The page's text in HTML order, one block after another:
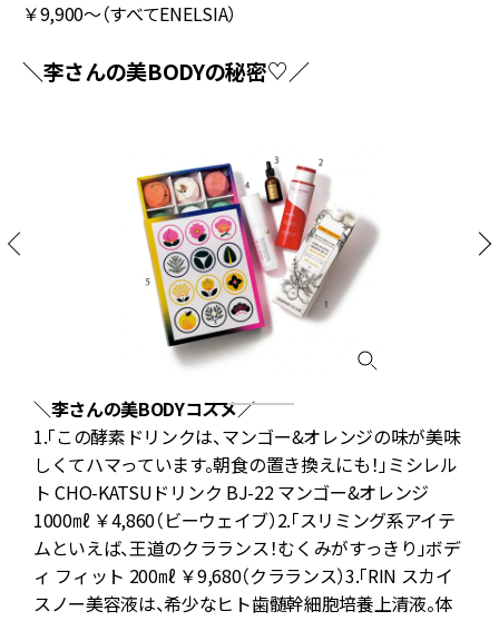
￥9,900〜（すべてENELSIA）
＼李さんの美BODYの秘密♡／
＼李さんの美BODYコスメ／
1.「この酵素ドリンクは、マンゴー&オレンジの味が美味
しくてハマっています。朝食の置き換えにも！」ミシレル
ト CHO-KATSUドリンク BJ-22 マンゴー&オレンジ
1000㎖ ￥4,860（ビーウェイブ）2.「スリミング系アイテ
ムといえば、王道のクラランス！むくみがすっきり」ボデ
ィ フィット 200㎖ ￥9,680（クラランス）3.「RIN スカイ
スノー美容液は、希少なヒト歯髄幹細胞培養上清液。体